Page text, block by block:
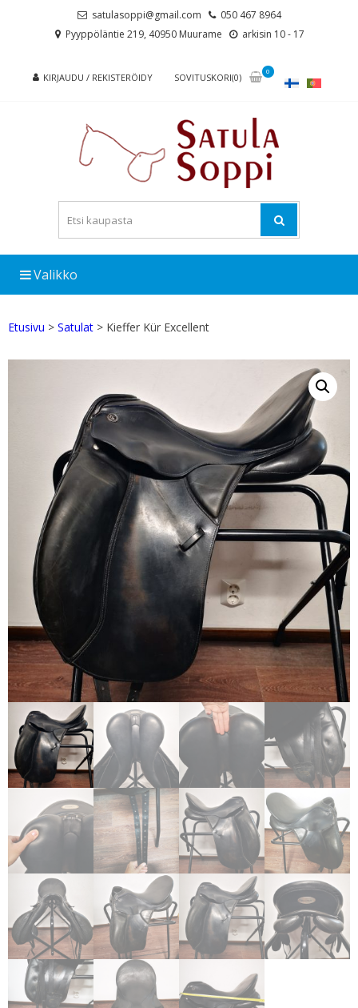
satulasoppi@gmail.com
050 467 8964
Pyyppöläntie 219, 40950 Muurame
arkisin 10 - 17
KIRJAUDU / REKISTERÖIDY SOVITUSKORI(0)
0
Valikko
Etusivu > Satulat > Kieffer Kür Excellent